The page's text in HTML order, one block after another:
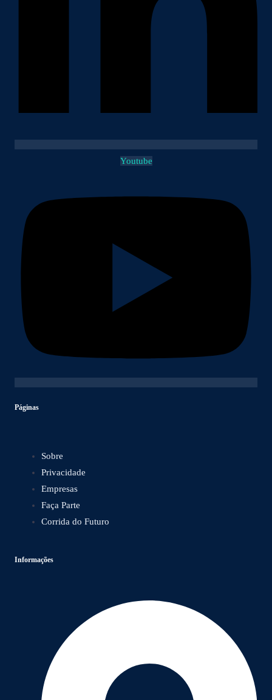
Youtube
Páginas
Sobre
Privacidade
Empresas
Faça Parte
Corrida do Futuro
Informações